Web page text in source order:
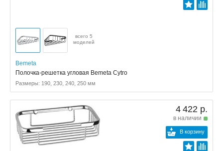
всего 5
моделей
Bemeta
Полочка-решетка угловая Bemeta Cytro
Размеры: 190, 230, 240, 250 мм
4 422 р.
в наличии
В корзину